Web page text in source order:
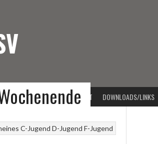
BEITRAGSARCHIV KONTAKT DOWNLOADS/LINKS
C-Jugend D-Jugend F-Jugend